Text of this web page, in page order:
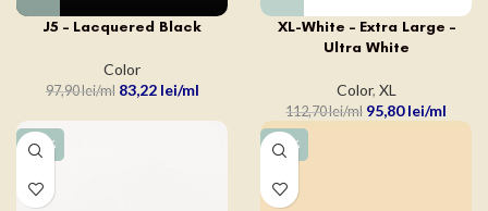
J5 – Lacquered Black
Color
97,90lei 83,22 lei
XL-White – Extra Large –
Ultra White
Color, XL
112,70lei 95,80lei
-15% -15%